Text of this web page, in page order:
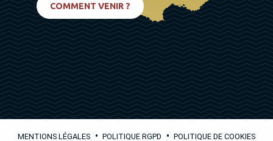
COMMENT VENIR ?
MENTIONS LÉGALES • POLITIQUE RGPD • POLITIQUE DE COOKIES